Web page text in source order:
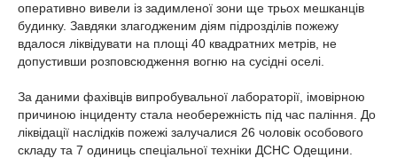
оперативно вивели із задимленої зони ще трьох мешканців
будинку. Завдяки злагодженим діям підрозділів пожежу
вдалося ліквідувати на площі 40 квадратних метрів, не
допустивши розповсюдження вогню на сусідні оселі.
За даними фахівців випробувальної лабораторії, імовірною
причиною інциденту стала необережність під час паління. До
ліквідації наслідків пожежі залучалися 26 чоловік особового
складу та 7 одиниць спеціальної техніки ДСНС Одещини.